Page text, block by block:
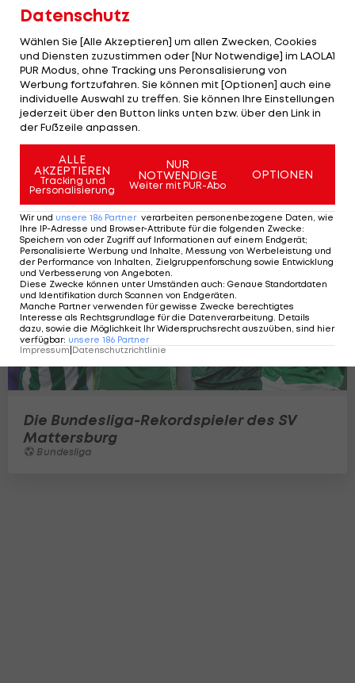
Was wurde aus...? So schlagen sich die
Salzburg-Abgänge
Bundesliga
Die Bundesliga-Rekordspieler des SV
Mattersburg
Bundesliga
Datenschutz
Wählen Sie [Alle Akzeptieren] um allen Zwecken, Cookies
und Diensten zuzustimmen oder [Nur Notwendige] im LAOLA1
PUR Modus, ohne Tracking uns Peronsalisierung von
Werbung fortzufahren. Sie können mit [Optionen] auch eine
individuelle Auswahl zu treffen. Sie können Ihre Einstellungen
jederzeit über den Button links unten bzw. über den Link in
der Fußzeile anpassen.
ALLE
AKZEPTIEREN
Tracking und
Personalisierung
NUR
NOTWENDIGE
Weiter mit PUR-Abo
OPTIONEN
Wir und unsere 186 Partner verarbeiten personenbezogene Daten, wie
Ihre IP-Adresse und Browser-Attribute für die folgenden Zwecke:
Speichern von oder Zugriff auf Informationen auf einem Endgerät;
Personalisierte Werbung und Inhalte, Messung von Werbeleistung und
der Performance von Inhalten, Zielgruppenforschung sowie Entwicklung
und Verbesserung von Angeboten.
Diese Zwecke können unter Umständen auch: Genaue Standortdaten
und Identifikation durch Scannen von Endgeräten.
Manche Partner verwenden für gewisse Zwecke berechtigtes
Interesse als Rechtsgrundlage für die Datenverarbeitung. Details
dazu, sowie die Möglichkeit Ihr Widerspruchsrecht auszuüben, sind hier
verfügbar: unsere 186 Partner
Impressum Datenschutzrichtlinie